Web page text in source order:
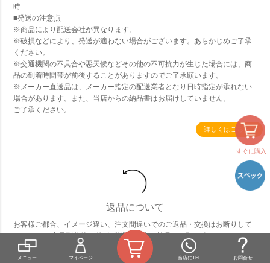
すぐに購入
時
■発送の注意点
※商品により配送会社が異なります。
※破損などにより、発送が適わない場合がございます。あらかじめご了承
ください。
※交通機関の不具合や悪天候などその他の不可抗力が生じた場合には、商
品の到着時間帯が前後することがありますのでご了承願います。
※メーカー直送品は、メーカー指定の配送業者となり日時指定が承れない
場合があります。また、当店からの納品書はお届けしていません。
ご了承ください。
詳しくはこちら
返品について
お客様ご都合、イメージ違い、注文間違いでのご返品・交換はお断りして
おります。 商品到着後、必ず3営業日以内に検品をお願い致します。
【不良・配送中の破損・商品違いによる良品交換について】
メニュー マイページ 当店にTEL お問合せ